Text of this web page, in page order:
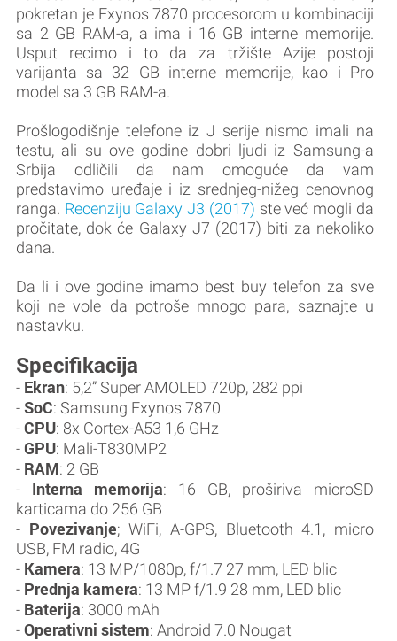
pokretan je Exynos 7870 procesorom u kombinaciji
sa 2 GB RAM-a, a ima i 16 GB interne memorije.
Usput recimo i to da za tržište Azije postoji
varijanta sa 32 GB interne memorije, kao i Pro
model sa 3 GB RAM-a.
Prošlogodišnje telefone iz J serije nismo imali na
testu, ali su ove godine dobri ljudi iz Samsung-a
Srbija odličili da nam omoguće da vam
predstavimo uređaje i iz srednjeg-nižeg cenovnog
ranga. Recenziju Galaxy J3 (2017) ste već mogli da
pročitate, dok će Galaxy J7 (2017) biti za nekoliko
dana.
Da li i ove godine imamo best buy telefon za sve
koji ne vole da potroše mnogo para, saznajte u
nastavku.
Specifikacija
- Ekran: 5,2” Super AMOLED 720p, 282 ppi
-SoC: Samsung Exynos 7870
-CPU: 8x Cortex-A53 1,6 GHz
- GPU: Mali-T830MP2
- RAM: 2 GB
- Interna memorija: 16 GB, proširiva microSD
karticama do 256 GB
- Povezivanje; WiFi, A-GPS, Bluetooth 4.1, micro
USB, FM radio, 4G
- Kamera: 13 MP/1080p, f/1.7 27 mm, LED blic
- Prednja kamera: 13 MP f/1.9 28 mm, LED blic
- Baterija: 3000 mAh
-Operativni sistem: Android 7.0 Nougat